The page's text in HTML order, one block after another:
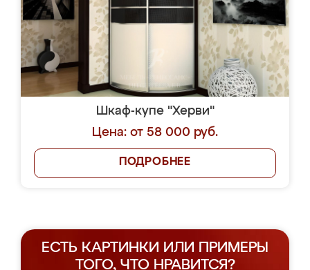
Шкаф-купе "Херви"
Цена: от 58 000 руб.
ПОДРОБНЕЕ
ЕСТЬ КАРТИНКИ ИЛИ ПРИМЕРЫ
ТОГО, ЧТО НРАВИТСЯ?